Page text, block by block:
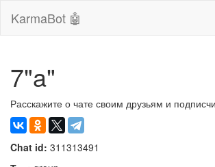
KarmaBot 🤖
7"a"
Расскажите о чате своим друзьям и
Chat id: 311313491